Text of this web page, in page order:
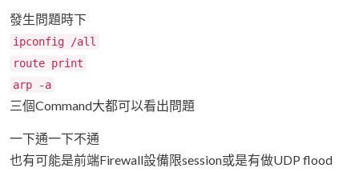
發生問題時下
ipconfig /all
route print
arp -a
三個Command大都可以看出問題
一下通一下不通
也有可能是前端Firewall設備限session或是有做UDP flood